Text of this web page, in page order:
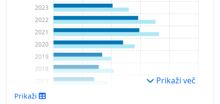
2016
2017
2018
2019
2020
2021
2022
2023
Prikaži več
Prikaži